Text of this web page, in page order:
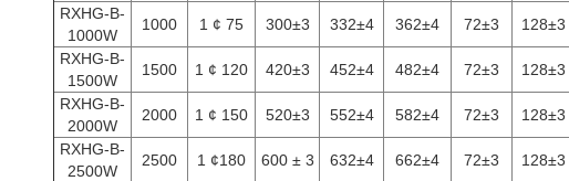
RXHG-B-
1000W
1000 1 ¢ 75 300±3 332±4 362±4 72±3 128±3
RXHG-B-
1500W
1500 1 ¢ 120 420±3 452±4 482±4 72±3 128±3
RXHG-B-
2000W
2000 1 ¢ 150 520±3 552±4 582±4 72±3 128±3
RXHG-B-
2500W
2500 1 ¢180 600 ± 3 632±4 662±4 72±3 128±3